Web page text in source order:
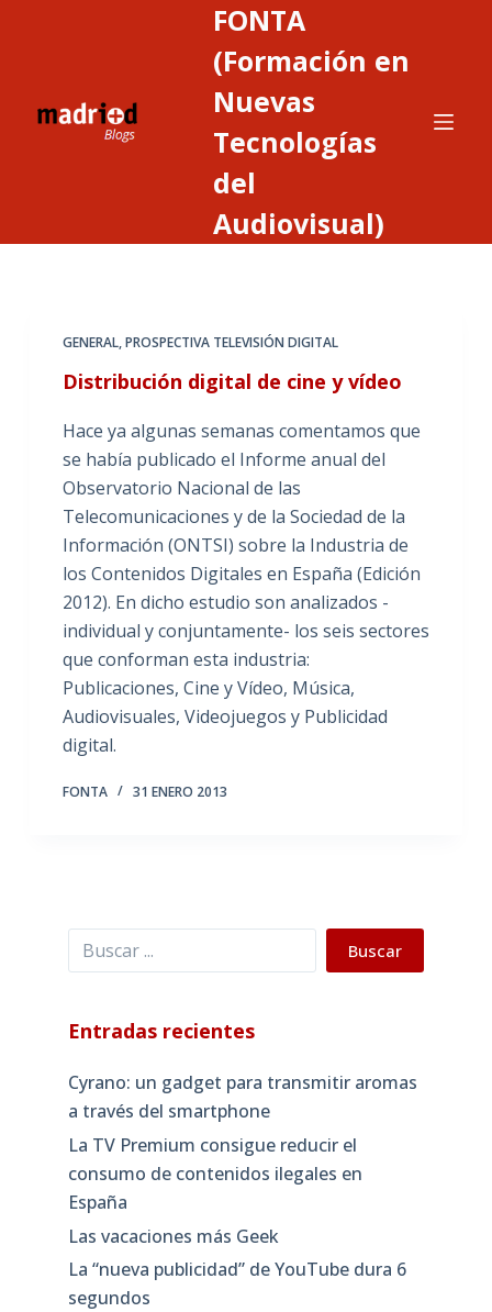
FONTA
(Formación en
Nuevas
Tecnologías
del
Audiovisual)
GENERAL,PROSPECTIVA TELEVISIÓN DIGITAL
Distribución digital de cine y vídeo
Hace ya algunas semanas comentamos que
se había publicado el Informe anual del
Observatorio Nacional de las
Telecomunicaciones y de la Sociedad de la
Información (ONTSI) sobre la Industria de
los Contenidos Digitales en España (Edición
2012). En dicho estudio son analizados -
individual y conjuntamente- los seis sectores
que conforman esta industria:
Publicaciones, Cine y Vídeo, Música,
Audiovisuales, Videojuegos y Publicidad
digital.
FONTA 31 ENERO 2013
Buscar Buscar
Entradas recientes
Cyrano: un gadget para transmitir aromas
a través del smartphone
La TV Premium consigue reducir el
consumo de contenidos ilegales en
España
Las vacaciones más Geek
La “nueva publicidad” de YouTube dura 6
segundos